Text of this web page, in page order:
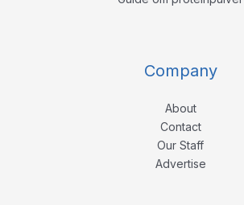
Company
About
Contact
Our Staff
Advertise